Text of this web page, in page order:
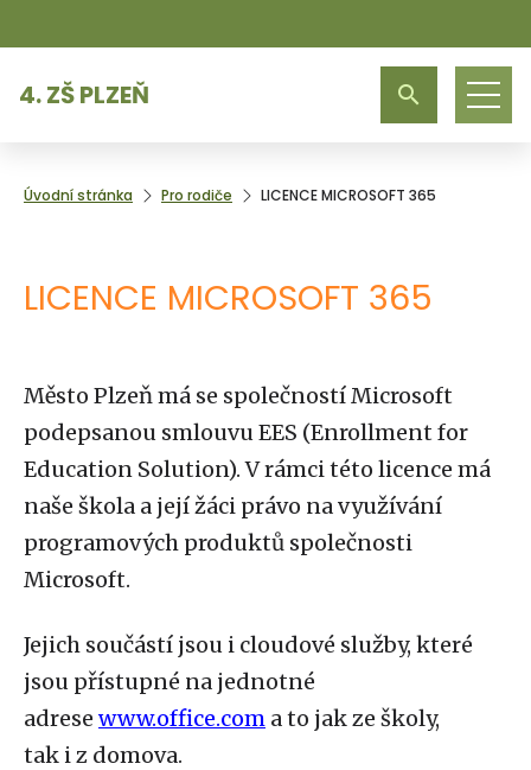
4. ZŠ PLZEŇ
Úvodní stránka Pro rodiče LICENCE MICROSOFT 365
LICENCE MICROSOFT 365
Město Plzeň má se společností Microsoft
podepsanou smlouvu EES (Enrollment for
Education Solution). V rámci této licence má
naše škola a její žáci právo na využívání
programových produktů společnosti
Microsoft.
Jejich součástí jsou i cloudové služby, které
jsou přístupné na jednotné
adrese www.office.com a to jak ze školy,
tak i z domova.